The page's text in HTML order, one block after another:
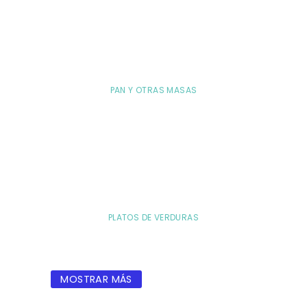
PAN Y OTRAS MASAS
PLATOS DE VERDURAS
MOSTRAR MÁS